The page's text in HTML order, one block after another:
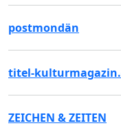
postmondän
titel-
ZEICHEN & ZEITEN